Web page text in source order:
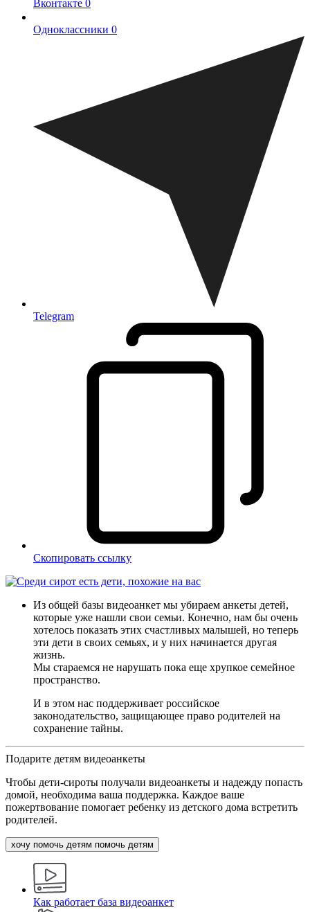
Вконтакте 0
Одноклассники 0
Telegram
Скопировать ссылку
Из общей базы видеоанкет мы убираем анкеты детей,
которые уже нашли свои семьи. Конечно, нам бы очень
хотелось показать этих счастливых малышей, но теперь
эти дети в своих семьях, и у них начинается другая
жизнь.
Мы стараемся не нарушать пока еще хрупкое семейное
пространство.
И в этом нас поддерживает российское
законодательство, защищающее право родителей на
сохранение тайны.
Подарите детям видеоанкеты
Чтобы дети-сироты получали видеоанкеты и надежду попасть
домой, необходима ваша поддержка. Каждое ваше
пожертвование помогает ребенку из детского дома встретить
родителей.
хочу помочь детям помочь детям
Как работает база видеоанкет